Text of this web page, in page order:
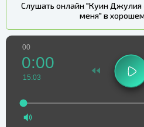
Слушать онлайн "Куин Джулия
меня" в
00
0:00
15:03